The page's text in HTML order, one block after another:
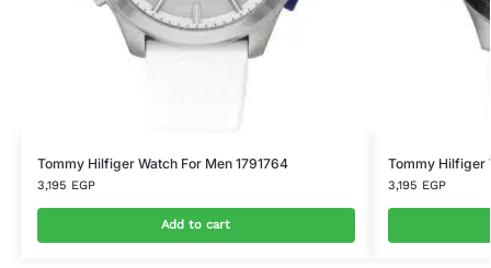
Tommy Hilfiger Watch For Men 1791764
3,195 EGP
Add to cart
Tommy Hilfiger
3,195 EGP